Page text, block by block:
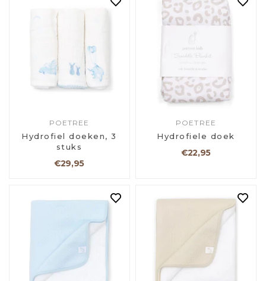
POETREE
Hydrofiel doeken, 3
stuks
€29,95
POETREE
Hydrofiele doek
€22,95